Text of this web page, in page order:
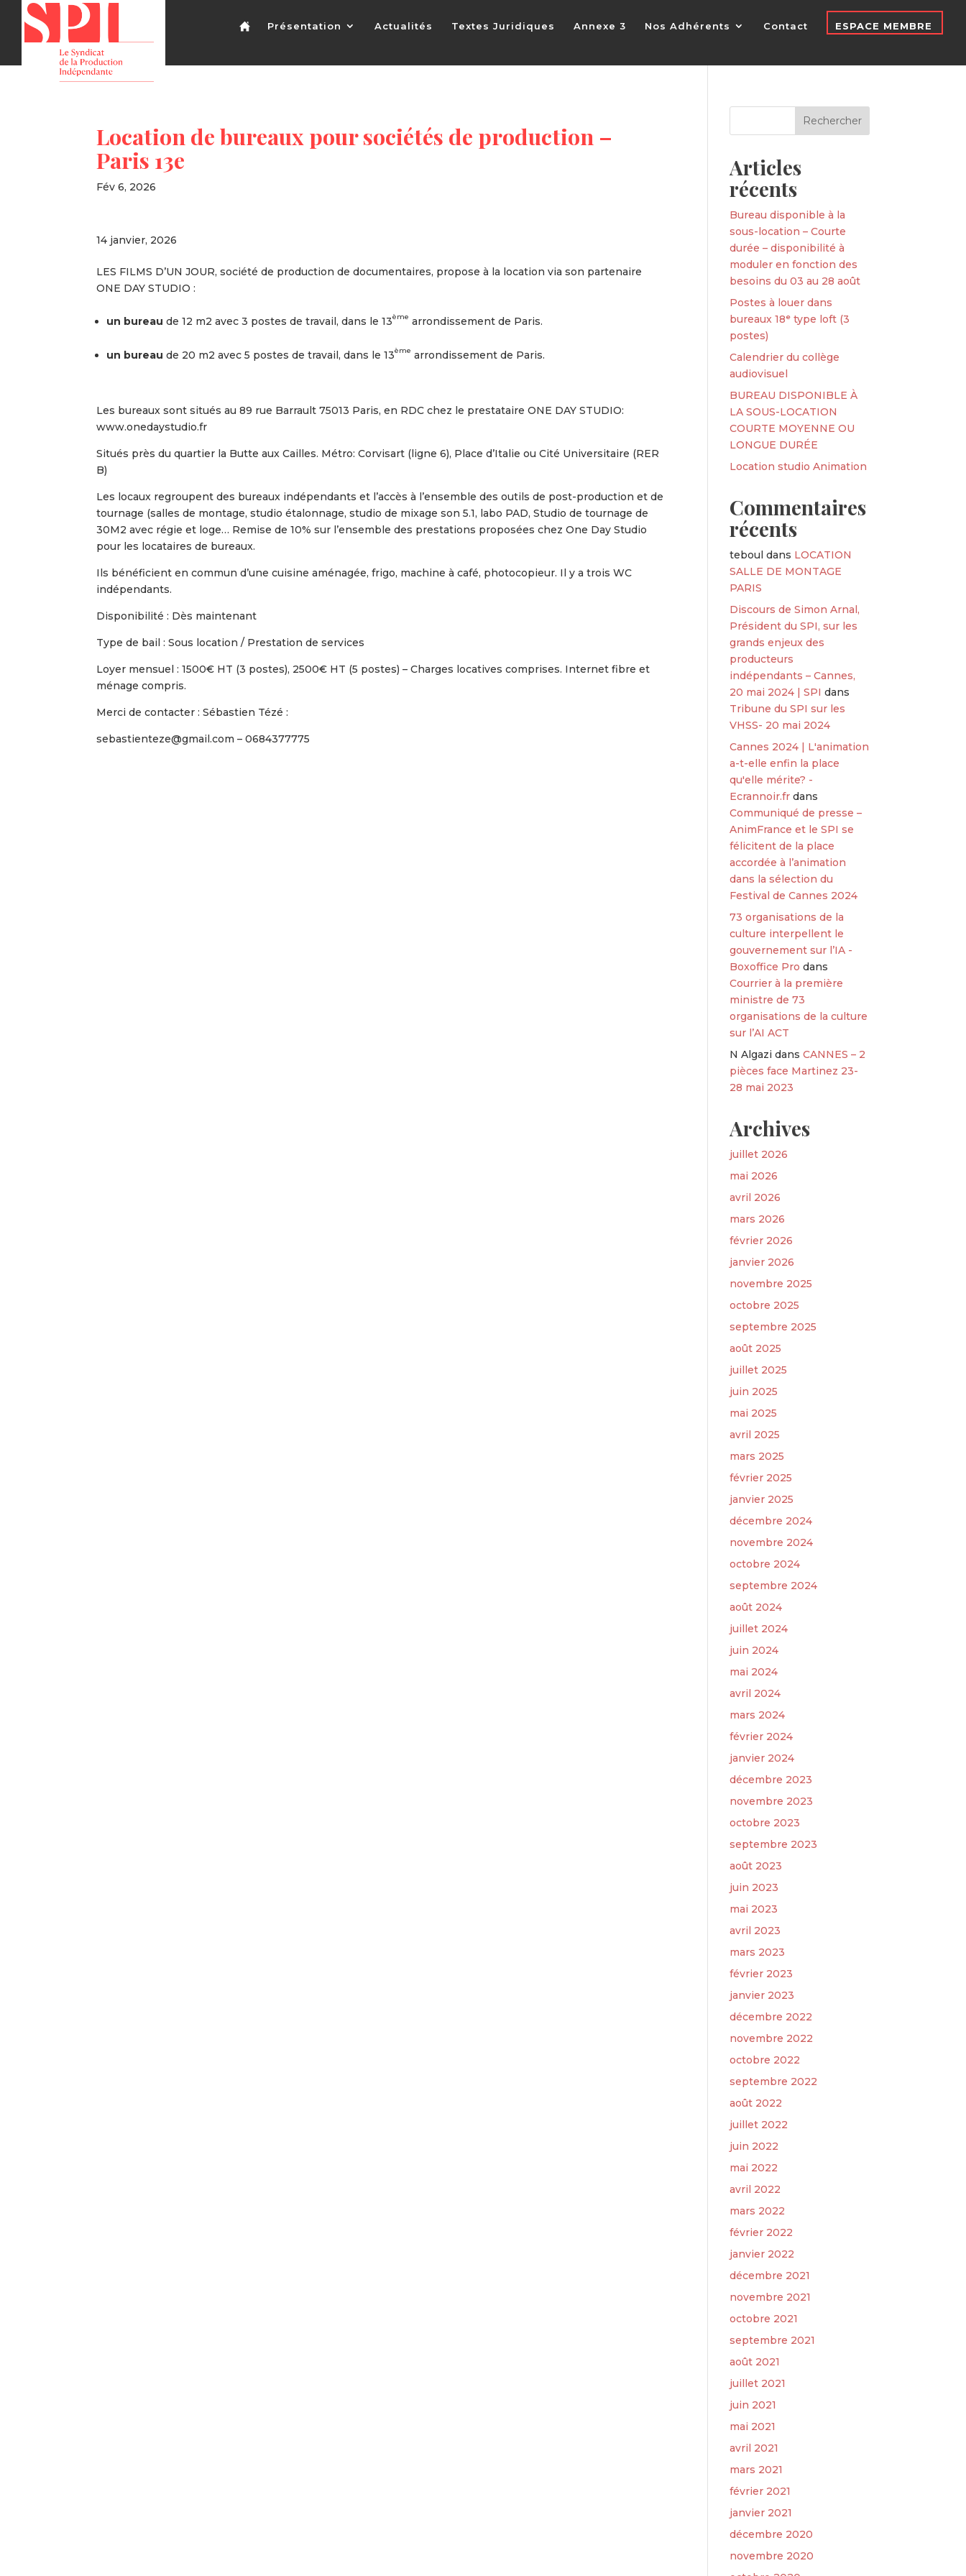
Présentation Actualités Textes Juridiques Annexe 3 Nos Adhérents Contact ESPACE MEMBRE
Location de bureaux pour sociétés de production –
Paris 13e
Fév 6, 2026
14 janvier, 2026
LES FILMS D’UN JOUR, société de production de documentaires, propose à la location via son partenaire
ONE DAY STUDIO :
un bureau de 12 m2 avec 3 postes de travail, dans le 13ème arrondissement de Paris.
un bureau de 20 m2 avec 5 postes de travail, dans le 13ème arrondissement de Paris.
Les bureaux sont situés au 89 rue Barrault 75013 Paris, en RDC chez le prestataire ONE DAY STUDIO:
www.onedaystudio.fr
Situés près du quartier la Butte aux Cailles. Métro: Corvisart (ligne 6), Place d’Italie ou Cité Universitaire (RER
B)
Les locaux regroupent des bureaux indépendants et l’accès à l’ensemble des outils de post-production et de
tournage (salles de montage, studio étalonnage, studio de mixage son 5.1, labo PAD, Studio de tournage de
30M2 avec régie et loge… Remise de 10% sur l’ensemble des prestations proposées chez One Day Studio
pour les locataires de bureaux.
Ils bénéficient en commun d’une cuisine aménagée, frigo, machine à café, photocopieur. Il y a trois WC
indépendants.
Disponibilité : Dès maintenant
Type de bail : Sous location / Prestation de services
Loyer mensuel : 1500€ HT (3 postes), 2500€ HT (5 postes) – Charges locatives comprises. Internet fibre et
ménage compris.
Merci de contacter : Sébastien Tézé :
sebastienteze@gmail.com – 0684377775
Articles
récents
Bureau disponible à la
sous-location – Courte
durée – disponibilité à
moduler en fonction des
besoins du 03 au 28 août
Postes à louer dans
bureaux 18ᵉ type loft (3
postes)
Calendrier du collège
audiovisuel
BUREAU DISPONIBLE À
LA SOUS-LOCATION
COURTE MOYENNE OU
LONGUE DURÉE
Location studio Animation
Commentaires
récents
teboul dans LOCATION
SALLE DE MONTAGE
PARIS
Discours de Simon Arnal,
Président du SPI, sur les
grands enjeux des
producteurs
indépendants – Cannes,
20 mai 2024 | SPI dans
Tribune du SPI sur les
VHSS- 20 mai 2024
Cannes 2024 | L'animation
a-t-elle enfin la place
qu'elle mérite? -
Ecrannoir.fr dans
Communiqué de presse –
AnimFrance et le SPI se
félicitent de la place
accordée à l’animation
dans la sélection du
Festival de Cannes 2024
73 organisations de la
culture interpellent le
gouvernement sur l’IA -
Boxoffice Pro dans
Courrier à la première
ministre de 73
organisations de la culture
sur l’AI ACT
N Algazi dansCANNES – 2
pièces face Martinez 23-
28 mai 2023
Archives
juillet 2026
mai 2026
avril 2026
mars 2026
février 2026
janvier 2026
novembre 2025
octobre 2025
septembre 2025
août 2025
juillet 2025
juin 2025
mai 2025
avril 2025
mars 2025
février 2025
janvier 2025
décembre 2024
novembre 2024
octobre 2024
septembre 2024
août 2024
juillet 2024
juin 2024
mai 2024
avril 2024
mars 2024
février 2024
janvier 2024
décembre 2023
novembre 2023
octobre 2023
septembre 2023
août 2023
juin 2023
mai 2023
avril 2023
mars 2023
février 2023
janvier 2023
décembre 2022
novembre 2022
octobre 2022
septembre 2022
août 2022
juillet 2022
juin 2022
mai 2022
avril 2022
mars 2022
février 2022
janvier 2022
décembre 2021
novembre 2021
octobre 2021
septembre 2021
août 2021
juillet 2021
juin 2021
mai 2021
avril 2021
mars 2021
février 2021
janvier 2021
décembre 2020
novembre 2020